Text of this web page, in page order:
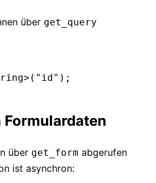
über get_query
>( "id" );
über get_form abgerufen
ist asynchron: